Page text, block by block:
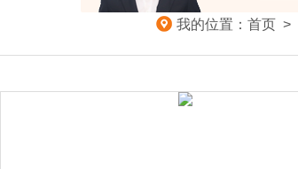
我的位置： 首页 >